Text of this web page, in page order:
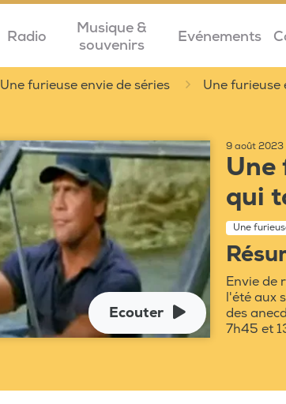
Radio
Musique &
souvenirs
Evénements
Une furieuse envie de séries Une furieuse
Ecouter
9 août 2023
Une
qui
Une
Envie de
l'été aux
des
7h45 et